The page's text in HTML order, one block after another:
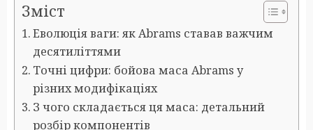
Зміст
Еволюція ваги: як Abrams ставав важчим
десятиліттями
Точні цифри: бойова маса Abrams у
різних модифікаціях
З чого складається ця маса: детальний
розбір компонентів